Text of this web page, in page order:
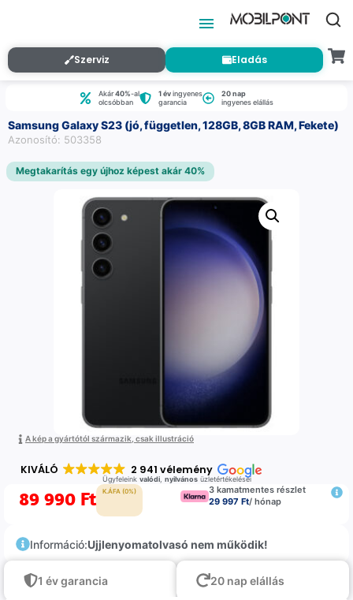
Szerviz Eladás
Akár40%-al
olcsóbban
1 évingyenes
garancia
20 nap
ingyenes elállás
Samsung Galaxy S23 (jó, független, 128GB, 8GB RAM, Fekete)
Azonosító: 503358
Megtakarítás egy újhoz képest akár 40%
A kép a gyártótól származik, csak illustráció
KIVÁLÓ 2 941 vélemény
Ügyfeleink valódi, nyilvánosüzletértékelései
89 990 Ft K.ÁFA (0%)
3 kamatmentes részlet
29 997 Ft/ hónap
Információ:Ujjlenyomatolvasó nem működik!
1 év garancia 20 nap elállás